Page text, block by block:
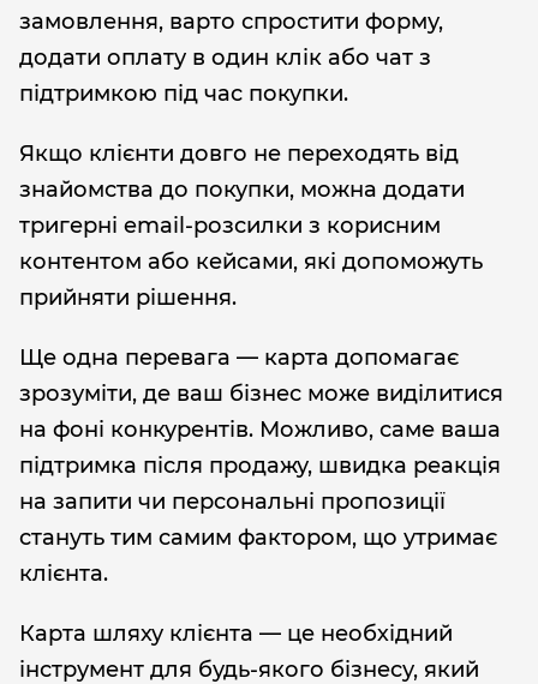
замовлення, варто спростити форму,
додати оплату в один клік або чат з
підтримкою під час покупки.
Якщо клієнти довго не переходять від
знайомства до покупки, можна додати
тригерні email-розсилки з корисним
контентом або кейсами, які допоможуть
прийняти рішення.
Ще одна перевага — карта допомагає
зрозуміти, де ваш бізнес може виділитися
на фоні конкурентів. Можливо, саме ваша
підтримка після продажу, швидка реакція
на запити чи персональні пропозиції
стануть тим самим фактором, що утримає
клієнта.
Карта шляху клієнта — це необхідний
інструмент для будь-якого бізнесу, який